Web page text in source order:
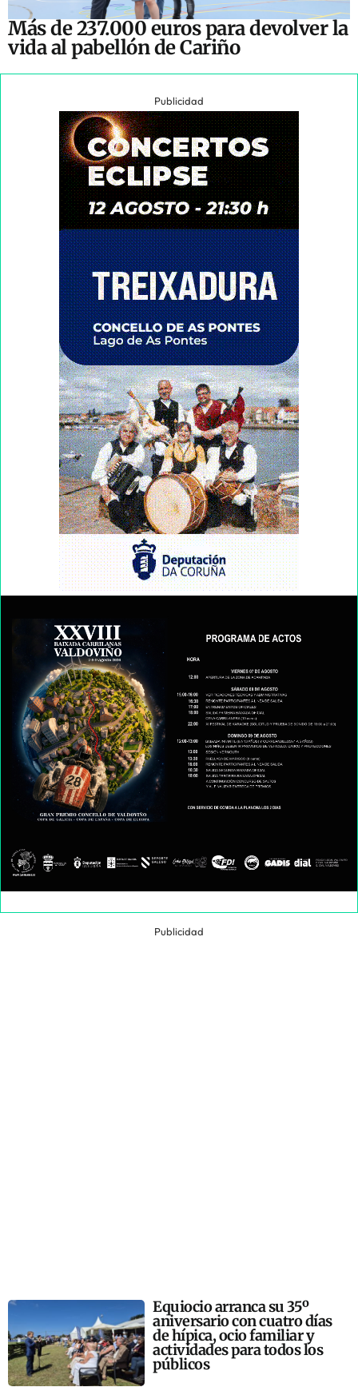
Más de 237.000 euros para devolver la
vida al pabellón de Cariño
Publicidad
Publicidad
Equiocio arranca su 35º
aniversario con cuatro días
de hípica, ocio familiar y
actividades para todos los
públicos